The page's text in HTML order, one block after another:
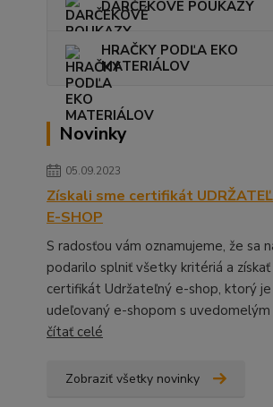
DARČEKOVÉ POUKAZY
HRAČKY PODĽA EKO
MATERIÁLOV
Novinky
05.09.2023
Získali sme certifikát
E-SHOP
S radosťou vám oznamujeme, že sa
podarilo splniť všetky kritériá a získať
certifikát Udržateľný e-shop, ktorý je
udeľovaný e-shopom s uvedomelým
čítať celé
Zobraziť všetky novinky